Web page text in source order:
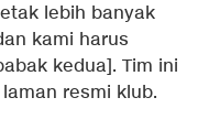
lebih banyak
kami harus
kedua]. Tim ini
resmi klub.